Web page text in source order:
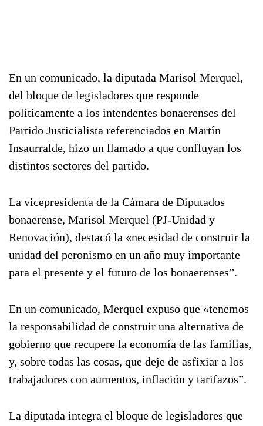
En un comunicado, la diputada Marisol Merquel,
del bloque de legisladores que responde
políticamente a los intendentes bonaerenses del
Partido Justicialista referenciados en Martín
Insaurralde, hizo un llamado a que confluyan los
distintos sectores del partido.
La vicepresidenta de la Cámara de Diputados
bonaerense, Marisol Merquel (PJ-Unidad y
Renovación), destacó la «necesidad de construir la
unidad del peronismo en un año muy importante
para el presente y el futuro de los bonaerenses”.
En un comunicado, Merquel expuso que «tenemos
la responsabilidad de construir una alternativa de
gobierno que recupere la economía de las familias,
y, sobre todas las cosas, que deje de asfixiar a los
trabajadores con aumentos, inflación y tarifazos”.
La diputada integra el bloque de legisladores que